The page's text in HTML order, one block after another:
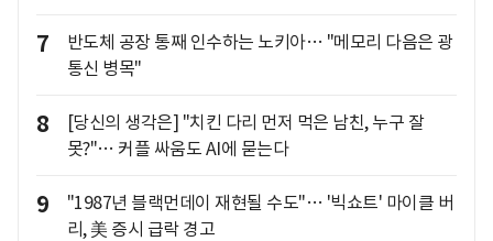
7
반도체 공장 통째 인수하는 노키아… "메모리 다음은 광
통신 병목"
8
[당신의 생각은] "치킨 다리 먼저 먹은 남친, 누구 잘
못?"… 커플 싸움도 AI에 묻는다
9
"1987년 블랙먼데이 재현될 수도"… '빅쇼트' 마이클 버
리, 美 증시 급락 경고